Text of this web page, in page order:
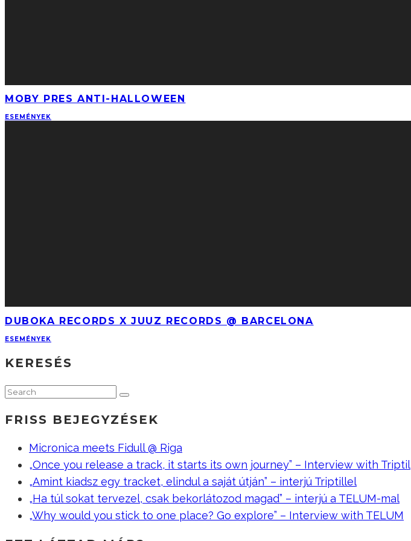
MOBY PRES ANTI-HALLOWEEN
ESEMÉNYEK
DUBOKA RECORDS X JUUZ RECORDS @ BARCELONA
ESEMÉNYEK
KERESÉS
FRISS BEJEGYZÉSEK
Micronica meets Fidull @ Riga
„Once you release a track, it starts its own journey” – Interview with Triptil
„Amint kiadsz egy tracket, elindul a saját útján” – interjú Triptillel
„Ha túl sokat tervezel, csak bekorlátozod magad” – interjú a TELUM-mal
„Why would you stick to one place? Go explore” – Interview with TELUM